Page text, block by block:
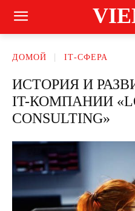
ДОМОЙ ІТ-СФЕРА
ИСТОРИЯ И
IT-КОМПАНИИ
CONSULTING»